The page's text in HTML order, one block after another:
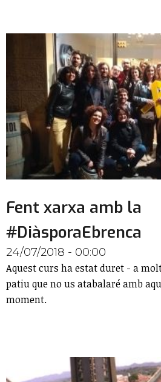
Fent xarxa amb la
#DiàsporaEbrenca
24/07/2018 - 00:00
Aquest curs ha estat duret - a
patiu que no us atabalaré amb
moment.